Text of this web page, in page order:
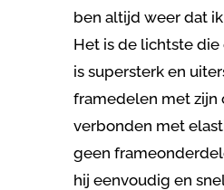
ben altijd weer dat
Het is de lichtste die
is supersterk en
framedelen met zijn
verbonden met
geen
hij eenvoudig en